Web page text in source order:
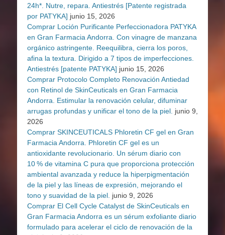
24h*. Nutre, repara. Antiestrés [Patente registrada
por PATYKA] junio 15, 2026
Comprar Loción Purificante Perfeccionadora PATYKA
en Gran Farmacia Andorra. Con vinagre de manzana
orgánico astringente. Reequilibra, cierra los poros,
afina la textura. Dirigido a 7 tipos de imperfecciones.
Antiestrés [patente PATYKA] junio 15, 2026
Comprar Protocolo Completo Renovación Antiedad
con Retinol de SkinCeuticals en Gran Farmacia
Andorra. Estimular la renovación celular, difuminar
arrugas profundas y unificar el tono de la piel. junio 9,
2026
Comprar SKINCEUTICALS Phloretin CF gel en Gran
Farmacia Andorra. Phloretin CF gel es un
antioxidante revolucionario. Un sérum diario con
10 % de vitamina C pura que proporciona protección
ambiental avanzada y reduce la hiperpigmentación
de la piel y las líneas de expresión, mejorando el
tono y suavidad de la piel. junio 9, 2026
Comprar El Cell Cycle Catalyst de SkinCeuticals en
Gran Farmacia Andorra es un sérum exfoliante diario
formulado para acelerar el ciclo de renovación de la